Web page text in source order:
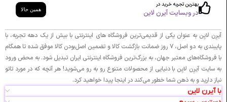
بهترین تجربه خرید در
در وبسایت آیرن لاین همین حالا
آیرِن لایِن به عنوان یکی از قدیمی‌ترین فروشگاه های اینترنتی با بیش از یک دهه تجربه، با
پایبندی به دو اصل، ۷ روز ضمانت بازگشت کالا و تضمین اصل‌بودن کالا موفق شده تا همگام
با فروشگاه‌های معتبر جهان، به بزرگ‌ترین فروشگاه اینترنتی ایران تبدیل شود. به محض ورود
به سایت آیرِن لایِن با دنیایی از محصولات متنوع رو به رو می‌شوید! هر آنچه که در مورد تاتو
نیاز دارید و به ذهن شما خطور می‌کند در اینجا پیدا خواهید کرد.
با آیرن لاین